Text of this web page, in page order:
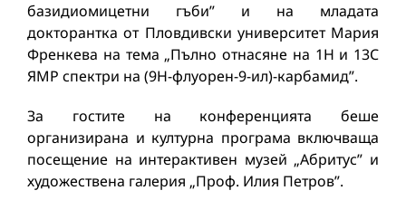
базидиомицетни гъби” и на младата
докторантка от Пловдивски университет Мария
Френкева на тема „Пълно отнасяне на 1H и 13C
ЯМР спектри на (9H-флуорен-9-ил)-карбамид”.
За гостите на конференцията беше
организирана и културна програма включваща
посещение на интерактивен музей „Абритус” и
художествена галерия „Проф. Илия Петров”.